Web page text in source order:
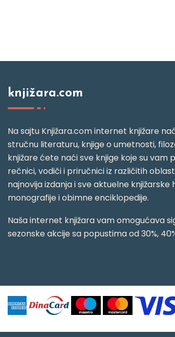
knjižara.com
Na sajtu Knjižara.com internet knjižare
stručnu literaturu, knjige o umetnosti,
knjižare ćete naći sve knjige koje su vam
rečnici, vodiči i priručnici iz različitih
najnovija izdanja i sve aktuelne
monografije i obimne enciklopedije.
Naša internet knjižara vam omogućava
sezonske akcije sa popustima od 30%,